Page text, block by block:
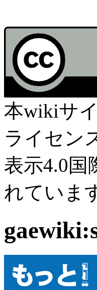
本wikiサ
ライセン
表示4.0国
れていま